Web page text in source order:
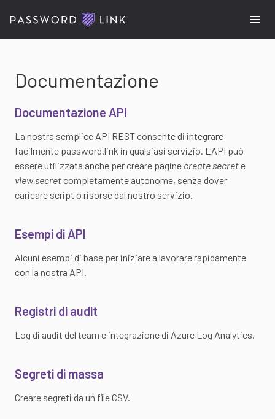
Documentazione
Documentazione API
La nostra semplice API REST consente di integrare
facilmente password.link in qualsiasi servizio. L'API può
essere utilizzata anche per creare pagine create secrete
view secretcompletamente autonome, senza dover
caricare script o risorse dal nostro servizio.
Esempi di API
Alcuni esempi di base per iniziare a lavorare rapidamente
con la nostra API.
Registri di audit
Log di audit del team e integrazione di Azure Log Analytics.
Segreti di massa
Creare segreti da un file CSV.